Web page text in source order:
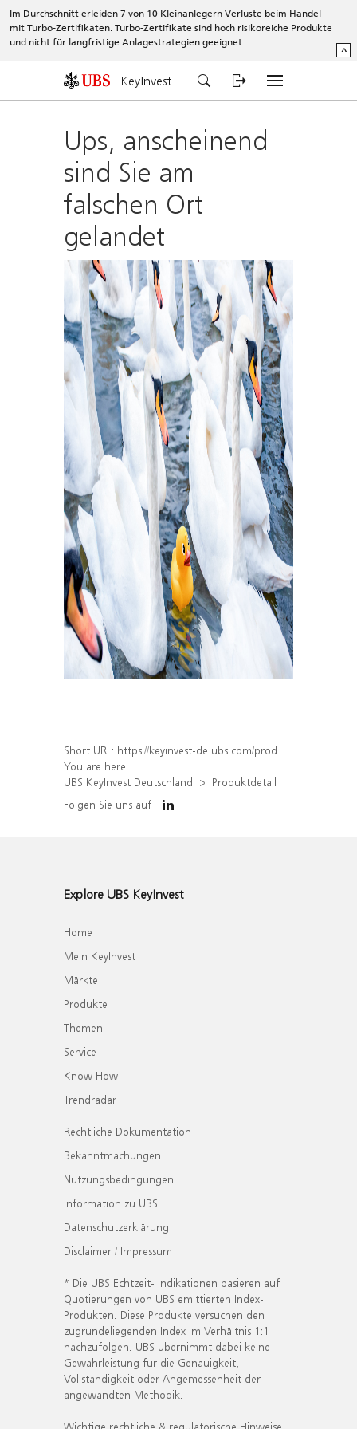
Im Durchschnitt erleiden 7 von 10 Kleinanlegern Verluste beim Handel
mit Turbo-Zertifikaten. Turbo-Zertifikate sind hoch risikoreiche Produkte
und nicht für langfristige Anlagestrategien geeignet.
^
KeyInvest
Ups, anscheinend
sind Sie am
falschen Ort
gelandet
Short URL: https://keyinvest-de.ubs.com/produkt/detail/index/isin/DE000WA6F3T1
You are here:
UBS KeyInvest Deutschland
Produktdetail
Folgen Sie uns auf
Explore UBS KeyInvest
Home
Mein KeyInvest
Märkte
Produkte
Themen
Service
Know How
Trendradar
Rechtliche Dokumentation
Bekanntmachungen
Nutzungsbedingungen
Information zu UBS
Datenschutzerklärung
Disclaimer / Impressum
* Die UBS Echtzeit- Indikationen basieren auf
Quotierungen von UBS emittierten Index-
Produkten. Diese Produkte versuchen den
zugrundeliegenden Index im Verhältnis 1:1
nachzufolgen. UBS übernimmt dabei keine
Gewährleistung für die Genauigkeit,
Vollständigkeit oder Angemessenheit der
angewandten Methodik.